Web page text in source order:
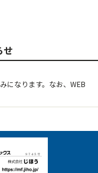
せ
になります。なお、WEB